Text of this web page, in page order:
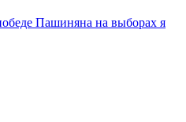
Пашиняна на выборах я